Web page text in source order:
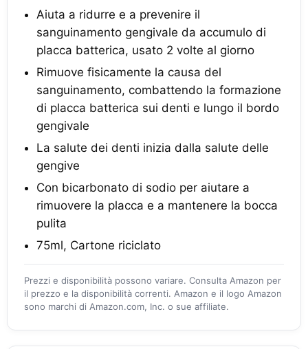
Aiuta a ridurre e a prevenire il
sanguinamento gengivale da accumulo di
placca batterica, usato 2 volte al giorno
Rimuove fisicamente la causa del
sanguinamento, combattendo la formazione
di placca batterica sui denti e lungo il bordo
gengivale
La salute dei denti inizia dalla salute delle
gengive
Con bicarbonato di sodio per aiutare a
rimuovere la placca e a mantenere la bocca
pulita
75ml, Cartone riciclato
Prezzi e disponibilità possono variare. Consulta Amazon per
il prezzo e la disponibilità correnti. Amazon e il logo Amazon
sono marchi di Amazon.com, Inc. o sue affiliate.